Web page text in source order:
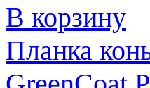
В корзину
Планка